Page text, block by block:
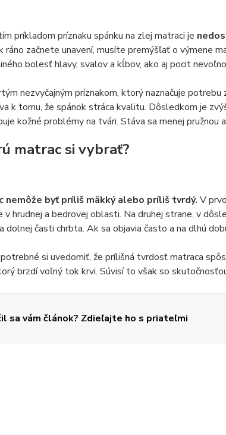
príkladom príznaku spánku na zlej matraci je
ráno začnete unavení, musíte premýšľať o výmene
bolesť hlavy, svalov a kĺbov, ako aj pocit
nezvyčajným príznakom, ktorý naznačuje potrebu
k tomu, že spánok stráca kvalitu. Dôsledkom je
kožné problémy na tvári. Stáva sa menej
matrac si vybrať?
nemôže byť príliš mäkký alebo príliš tvrdý. V
v hrudnej a bedrovej oblasti. Na druhej strane, v
dolnej časti chrbta. Ak sa objavia často a na dlhú
si uvedomiť, že prílišná tvrdosť matraca
brzdí voľný tok krvi. Súvisí to však so
sa vám článok? Zdieľajte ho s priateľmi